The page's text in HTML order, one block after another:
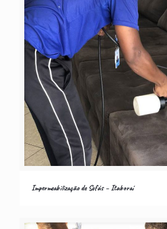
Impermeabilização de
Impermeabilização de Sofás – Itaboraí